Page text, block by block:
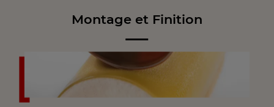
Montage et Finition